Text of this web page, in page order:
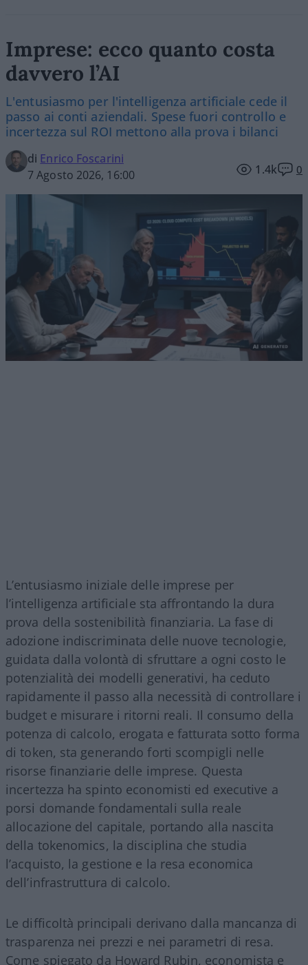
Imprese: ecco quanto costa
davvero l’AI
L'entusiasmo per l'intelligenza artificiale cede il
passo ai conti aziendali. Spese fuori controllo e
incertezza sul ROI mettono alla prova i bilanci
di Enrico Foscarini
7 Agosto 2026, 16:00
1.4k 0
L’entusiasmo iniziale delle imprese per
l’intelligenza artificiale sta affrontando la dura
prova della sostenibilità finanziaria. La fase di
adozione indiscriminata delle nuove tecnologie,
guidata dalla volontà di sfruttare a ogni costo le
potenzialità dei modelli generativi, ha ceduto
rapidamente il passo alla necessità di controllare i
budget e misurare i ritorni reali. Il consumo della
potenza di calcolo, erogata e fatturata sotto forma
di token, sta generando forti scompigli nelle
risorse finanziarie delle imprese. Questa
incertezza ha spinto economisti ed executive a
porsi domande fondamentali sulla reale
allocazione del capitale, portando alla nascita
della tokenomics, la disciplina che studia
l’acquisto, la gestione e la resa economica
dell’infrastruttura di calcolo.
Le difficoltà principali derivano dalla mancanza di
trasparenza nei prezzi e nei parametri di resa.
Come spiegato da Howard Rubin, economista e